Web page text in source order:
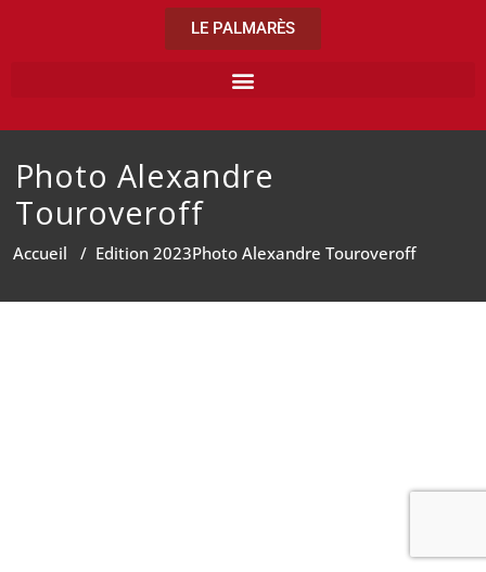
LE PALMARÈS
Photo Alexandre
Touroveroff
Accueil / Edition 2023Photo Alexandre Touroveroff